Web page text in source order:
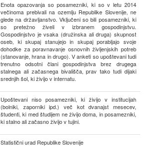
Enota opazovanja so posamezniki, ki so v letu 2014
večinoma prebivali na ozemlju Republike Slovenije, ne
glede na državljanstvo. Vključeni so bili posamezniki, ki
so pretežno živeli v izbranem gospodinjstvu.
Gospodinjstvo je vsaka (družinska ali druga) skupnost
oseb, ki skupaj stanujejo in skupaj porabljajo svoje
dohodke za poravnavanje osnovnih življenjskih potreb
(stanovanje, hrana in drugo). V anketi so upoštevani tudi
trenutno odsotni člani gospodinjstva brez drugega
stalnega ali začasnega bivališča, prav tako tudi dijaki
srednjih šol, ki živijo v internatu.
Upoštevani niso posamezniki, ki živijo v institucijah
(bolniki, zaporniki ipd.) več kot dvanajst mesecev,
študenti, ki med študijem ne živijo doma, in posamezniki,
ki stalno ali začasno živijo v tujini.
Statistični urad Republike Slovenije